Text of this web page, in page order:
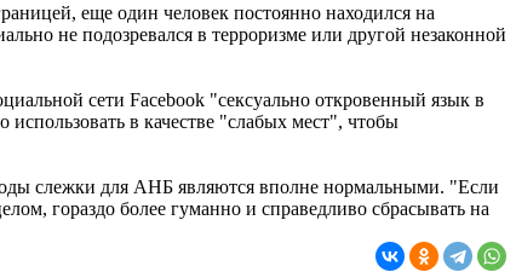
еще один человек постоянно находился на
не подозревался в терроризме или другой незаконной
сети Facebook "сексуально откровенный язык в
в качестве "слабых мест", чтобы
слежки для АНБ являются вполне нормальными. "Если
гораздо более гуманно и справедливо сбрасывать на